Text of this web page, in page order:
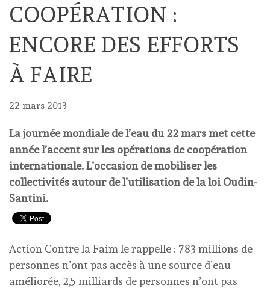
COOPÉRATION :
ENCORE DES EFFORTS
À FAIRE
22 mars 2013
La journée mondiale de l’eau du 22 mars met cette
année l’accent sur les opérations de coopération
internationale. L’occasion de mobiliser les
collectivités autour de l’utilisation de la loi Oudin-
Santini.
Action Contre la Faim le rappelle : 783 millions de
personnes n’ont pas accès à une source d’eau
améliorée, 2,5 milliards de personnes n’ont pas